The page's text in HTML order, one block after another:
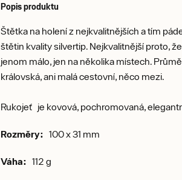
Popis produktu
Štětka na holení z nejkvalitnějších a tím
štětin kvality silvertip. Nejkvalitnější proto,
jenom málo, jen na několika místech.
královská, ani malá cestovní, něco mezi.
Rukojeť je kovová, pochromovaná,
Rozměry:100 x 31 mm
Váha:112 g